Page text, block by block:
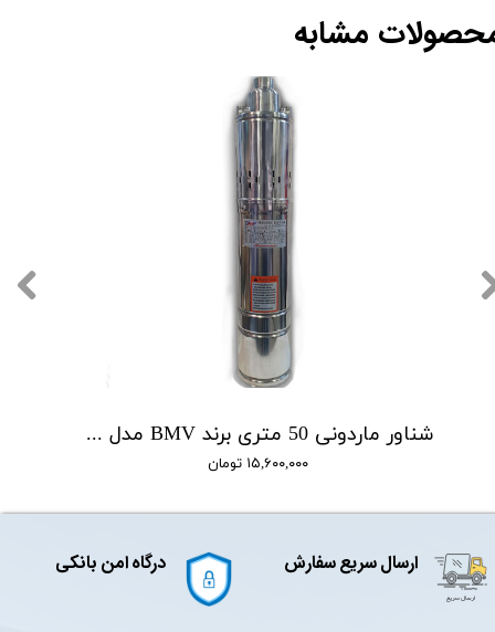
شناور ماردونی 50 متری برند BMV مدل QGD1.8-50-0.5
۱۵,۶۰۰,۰۰۰ تومان
مشابه
ارسال سریع سفارش درگاه امن بانکی